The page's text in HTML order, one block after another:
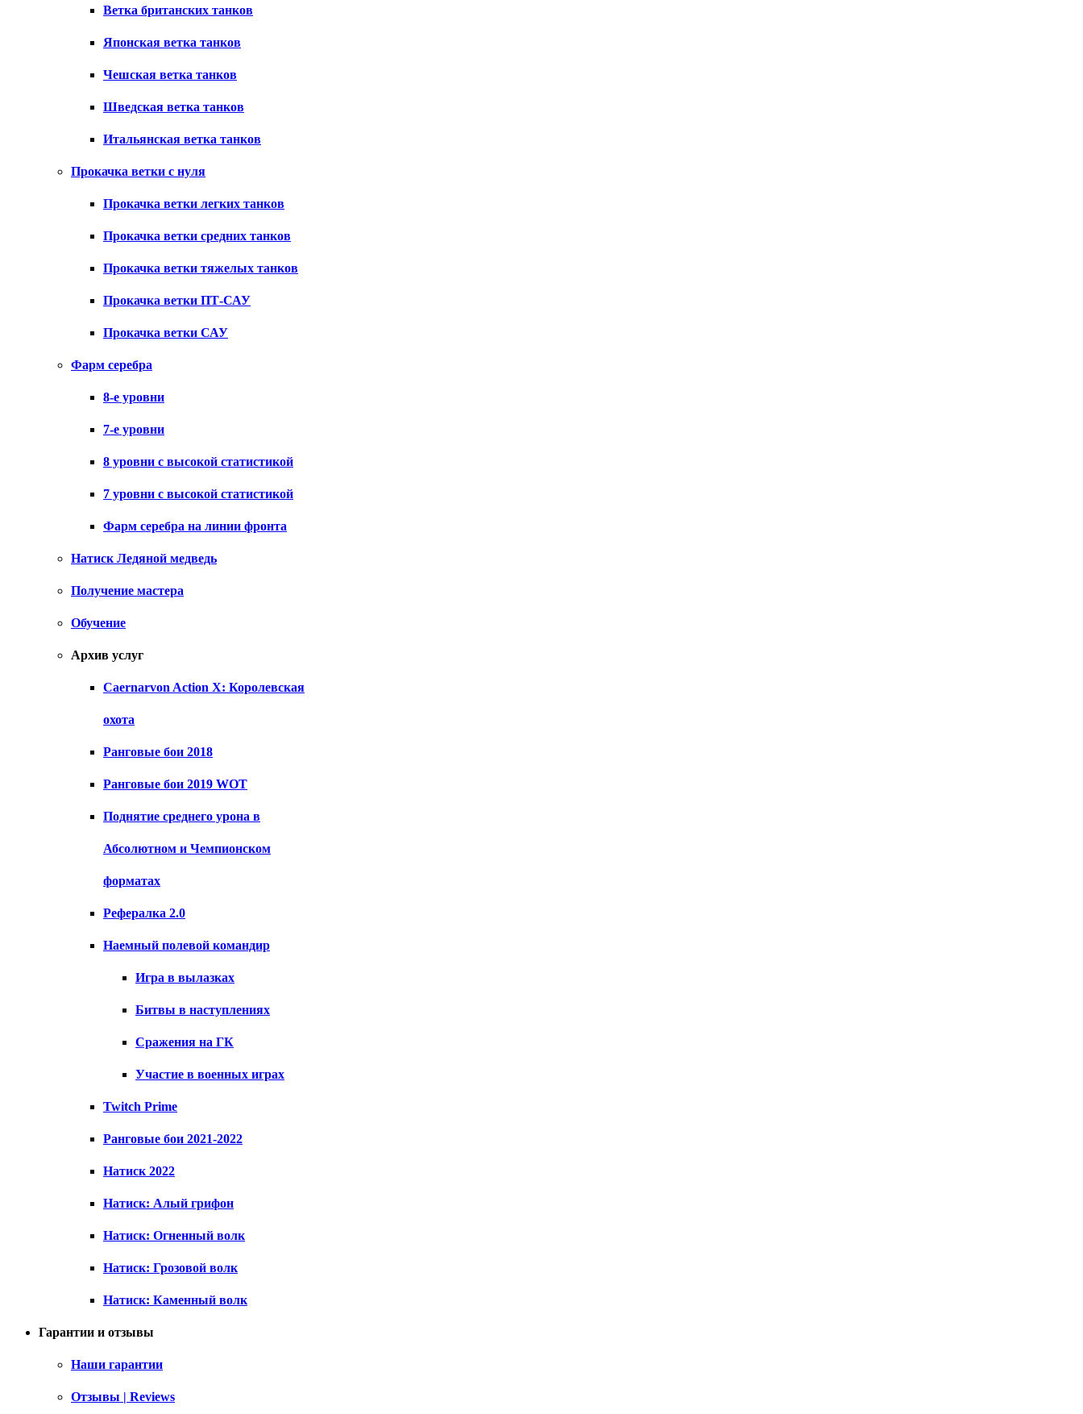
Ветка британских танков
Японская ветка танков
Чешская ветка танков
Шведская ветка танков
Итальянская ветка танков
Прокачка ветки с нуля
Прокачка ветки легких танков
Прокачка ветки средних танков
Прокачка ветки тяжелых танков
Прокачка ветки ПТ-САУ
Прокачка ветки САУ
Фарм серебра
8-е уровни
7-е уровни
8 уровни с высокой статистикой
7 уровни с высокой статистикой
Фарм серебра на линии фронта
Натиск Ледяной медведь
Получение мастера
Обучение
Архив услуг
Caernarvon Action X: Королевская
охота
Ранговые бои 2018
Ранговые бои 2019 WOT
Поднятие среднего урона в
Абсолютном и Чемпионском
форматах
Рефералка 2.0
Наемный полевой командир
Игра в вылазках
Битвы в наступлениях
Сражения на ГК
Участие в военных играх
Twitch Prime
Ранговые бои 2021-2022
Натиск 2022
Натиск: Алый грифон
Натиск: Огненный волк
Натиск: Грозовой волк
Натиск: Каменный волк
Гарантии и отзывы
Наши гарантии
Отзывы | Reviews